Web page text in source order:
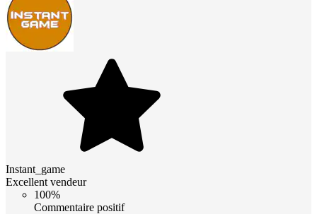
Instant_game
Excellent vendeur
100%
Commentaire positif